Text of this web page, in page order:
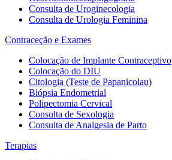
Consulta de Uroginecologia
Consulta de Urologia Feminina
Contraceção e Exames
Colocação de Implante Contraceptivo
Colocação do DIU
Citologia (Teste de Papanicolau)
Biópsia Endometrial
Polipectomia Cervical
Consulta de Sexologia
Consulta de Analgesia de Parto
Terapias